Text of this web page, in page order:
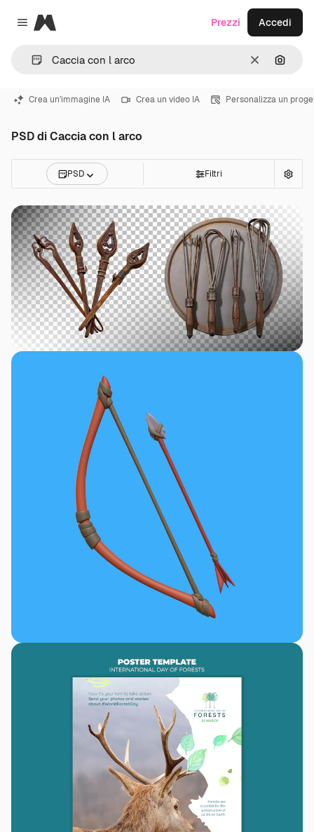
Close menu
Magnific
CancellaCerca
Prezzi Accedi
Crea un'immagine IA Crea un video IA Personalizza un
PSD di Caccia con l arco
PSD Filtri